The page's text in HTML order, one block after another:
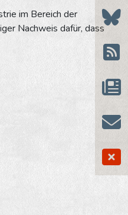
im Bereich der
Nachweis dafür, dass